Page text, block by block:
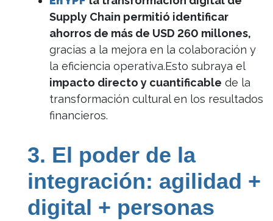
Supply Chain permitió identificar
ahorros de más de USD 260 millones,
gracias a la mejora en la colaboración y
la eficiencia operativa.Esto subraya el
impacto directo y cuantificable de la
transformación cultural en los resultados
financieros.
3. El poder de la
integración: agilidad +
digital + personas